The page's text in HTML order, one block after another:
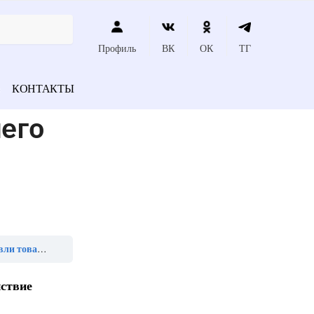
Профиль ВК ОК ТГ
КОНТАКТЫ
приёмка»